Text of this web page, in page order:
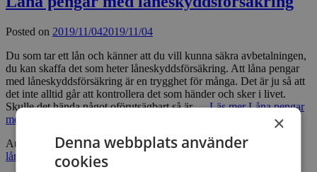
Posted on 2019/11/042019/11/04
Du som tar ett lån och känner att du vill kunna säkra avbetalningen,
du kan skaffa det som heter låneskyddsförsäkring. Att låna pengar
med låneskyddsförsäkring är en trygghet för många. Det är ju så att
det inte alltid går att kontrollera det som händer och sker i livet.
Skulle det hända något oförutsägbart så är …Läs merLåna pengar
med låneskyddsförsäkring
Author
ViaContoCategories Bra att vetaTagslåna med skydd
låneskyddsförsäkring
×
Denna webbplats använder
cookies